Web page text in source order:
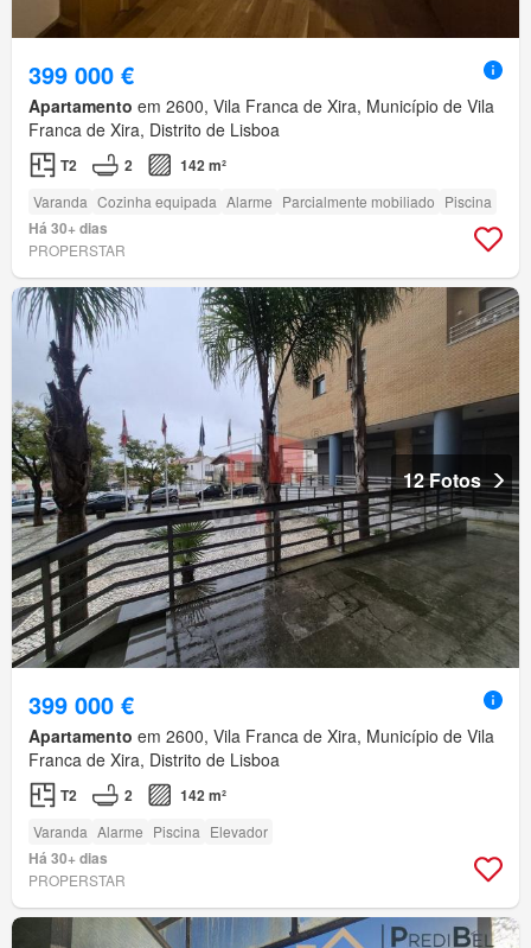
399 000 €
Apartamento em 2600, Vila Franca de Xira, Município de Vila
Franca de Xira, Distrito de Lisboa
T2 2 142 m²
Varanda Cozinha equipada Alarme Parcialmente mobiliado Piscina
Há 30+ dias
PROPERSTAR
12 Fotos
399 000 €
Apartamento em 2600, Vila Franca de Xira, Município de Vila
Franca de Xira, Distrito de Lisboa
T2 2 142 m²
Varanda Alarme Piscina Elevador
Há 30+ dias
PROPERSTAR